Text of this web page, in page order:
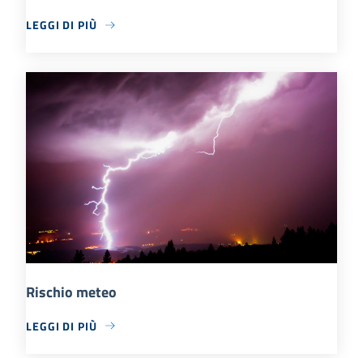
LEGGI DI PIÙ
Rischio meteo
LEGGI DI PIÙ